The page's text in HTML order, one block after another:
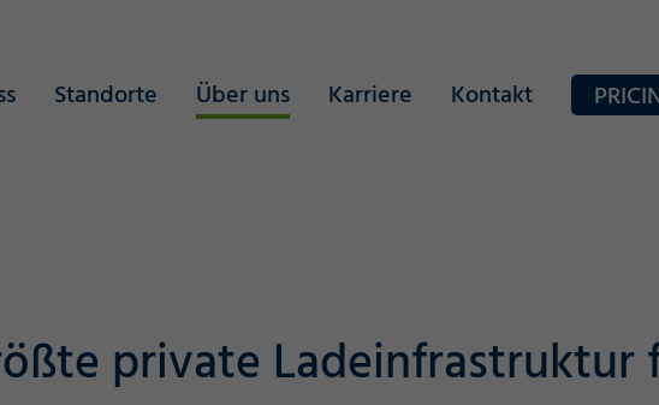
Standorte Über uns Karriere Kontakt
private Ladeinfrastruktur